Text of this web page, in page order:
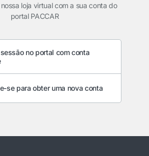
loja virtual com a sua conta do
portal PACCAR
no portal com conta
se para obter uma nova conta